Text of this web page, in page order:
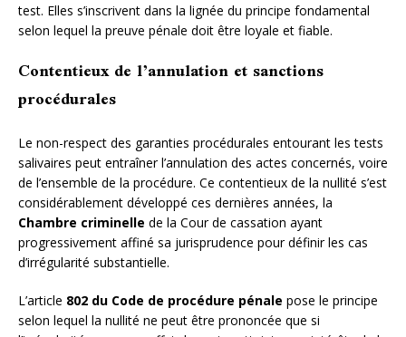
test. Elles s’inscrivent dans la lignée du principe fondamental
selon lequel la preuve pénale doit être loyale et fiable.
Contentieux de l’annulation et sanctions
procédurales
Le non-respect des garanties procédurales entourant les tests
salivaires peut entraîner l’annulation des actes concernés, voire
de l’ensemble de la procédure. Ce contentieux de la nullité s’est
considérablement développé ces dernières années, la
Chambre criminelle de la Cour de cassation ayant
progressivement affiné sa jurisprudence pour définir les cas
d’irrégularité substantielle.
L’article 802 du Code de procédure pénale pose le principe
selon lequel la nullité ne peut être prononcée que si